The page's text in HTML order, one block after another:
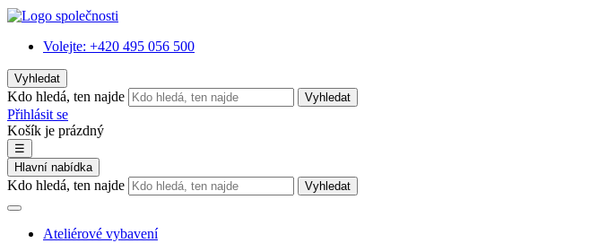
Volejte: +420 495 056 500
Vyhledat
Kdo hledá, ten najde Vyhledat
Přihlásit se
Košík je prázdný
☰
Hlavní nabídka
Kdo hledá, ten najde Vyhledat
Ateliérové vybavení